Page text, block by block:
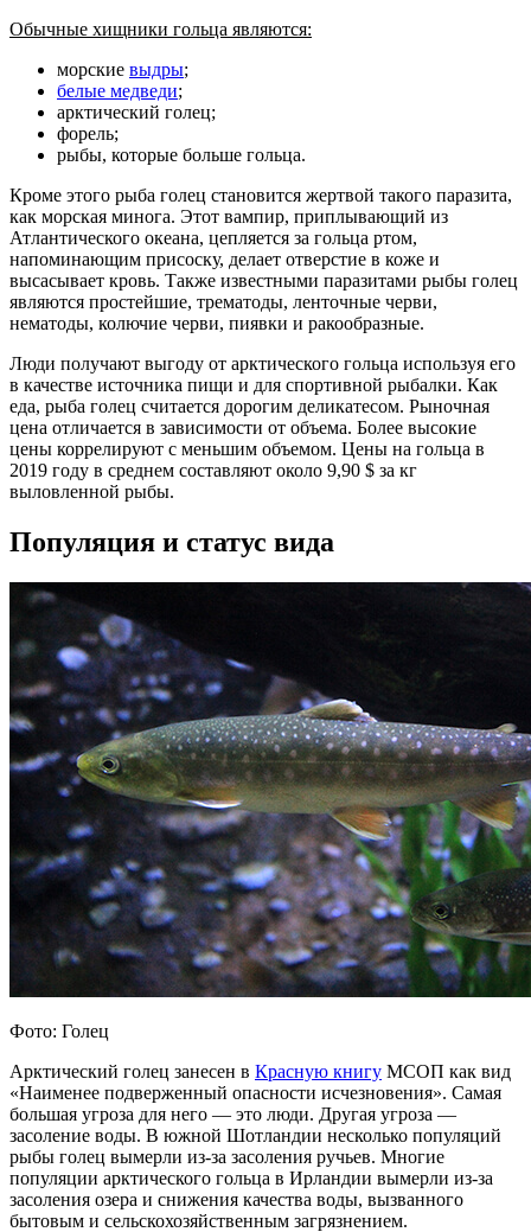
Обычные хищники гольца являются:
морские выдры;
белые медведи;
арктический голец;
форель;
рыбы, которые больше гольца.
Кроме этого рыба голец становится жертвой такого паразита,
как морская минога. Этот вампир, приплывающий из
Атлантического океана, цепляется за гольца ртом,
напоминающим присоску, делает отверстие в коже и
высасывает кровь. Также известными паразитами рыбы голец
являются простейшие, трематоды, ленточные черви,
нематоды, колючие черви, пиявки и ракообразные.
Люди получают выгоду от арктического гольца используя его
в качестве источника пищи и для спортивной рыбалки. Как
еда, рыба голец считается дорогим деликатесом. Рыночная
цена отличается в зависимости от объема. Более высокие
цены коррелируют с меньшим объемом. Цены на гольца в
2019 году в среднем составляют около 9,90 $ за кг
выловленной рыбы.
Популяция и статус вида
Фото: Голец
Арктический голец занесен в Красную книгу МСОП как вид
«Наименее подверженный опасности исчезновения». Самая
большая угроза для него — это люди. Другая угроза —
засоление воды. В южной Шотландии несколько популяций
рыбы голец вымерли из-за засоления ручьев. Многие
популяции арктического гольца в Ирландии вымерли из-за
засоления озера и снижения качества воды, вызванного
бытовым и сельскохозяйственным загрязнением.